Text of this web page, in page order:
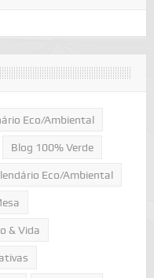
Eco/Ambiental
Blog 100% Verde
Eco/Ambiental
& Vida